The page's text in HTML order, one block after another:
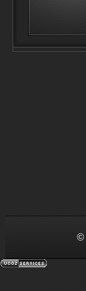
©